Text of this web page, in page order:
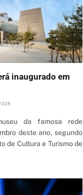
inaugurado em
da famosa rede
deste ano, segundo
de Cultura e Turismo de